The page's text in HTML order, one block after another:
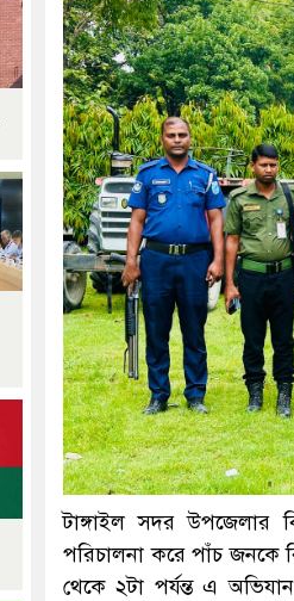
টাঙ্গাইল সদর উপজেলার
পরিচালনা করে পাঁচ জনকে
থেকে ২টা পর্যন্ত এ